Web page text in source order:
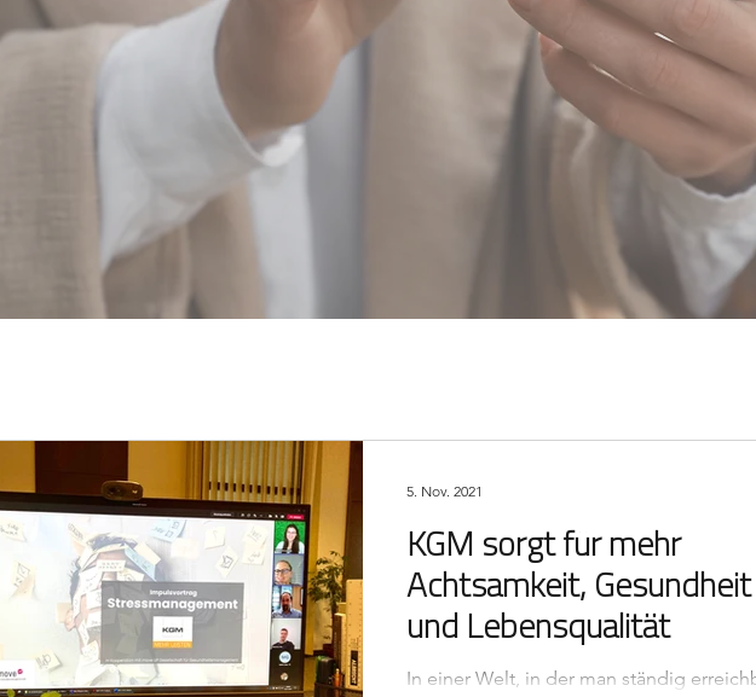
KGM sorgt für mehr
Achtsamkeit, Gesundheit
und Lebensqualität
In einer Welt, in der man ständig
5. Nov. 2021